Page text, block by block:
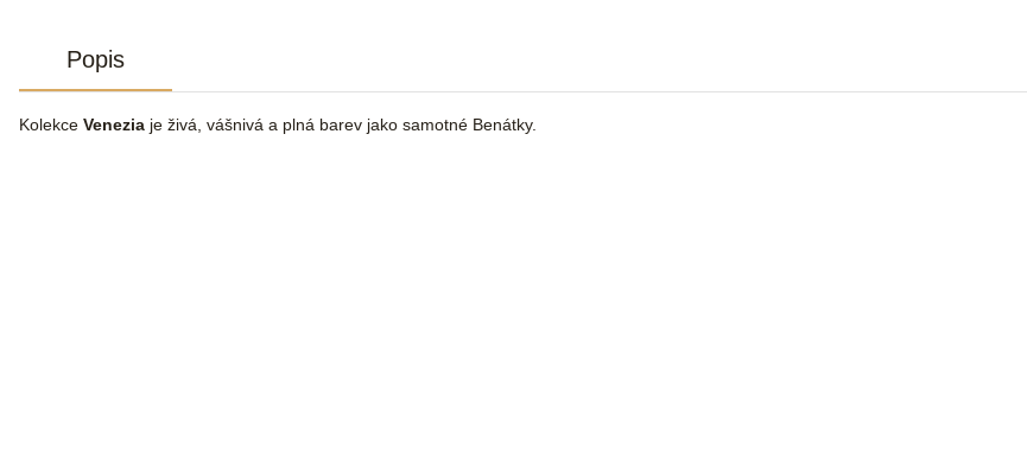
Popis
Kolekce Venezia je živá, vášnivá a plná barev jako samotné Benátky.